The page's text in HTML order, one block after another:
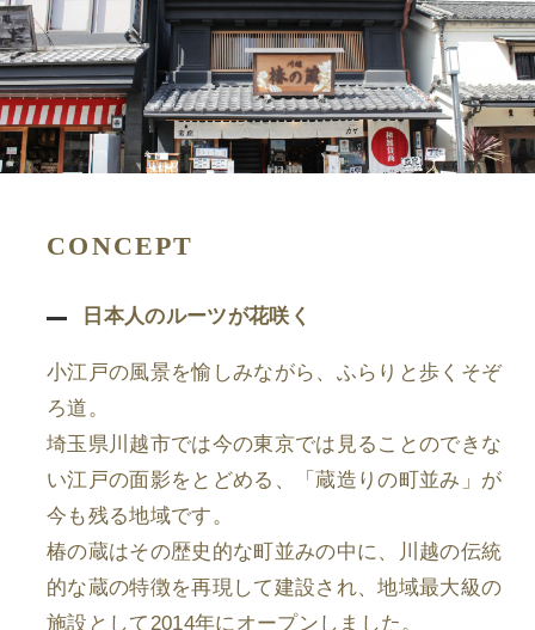
CONCEPT
日本人のルーツが花咲く
小江戸の風景を愉しみながら、ふらりと歩くそぞ
ろ道。
埼玉県川越市では今の東京では見ることのできな
い江戸の面影をとどめる、「蔵造りの町並み」が
今も残る地域です。
椿の蔵はその歴史的な町並みの中に、川越の伝統
的な蔵の特徴を再現して建設され、地域最大級の
施設として2014年にオープンしました。